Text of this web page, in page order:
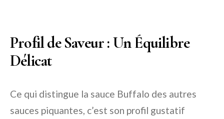
Profil de Saveur : Un Équilibre
Délicat
Ce qui distingue la sauce Buffalo des autres
sauces piquantes, c’est son profil gustatif